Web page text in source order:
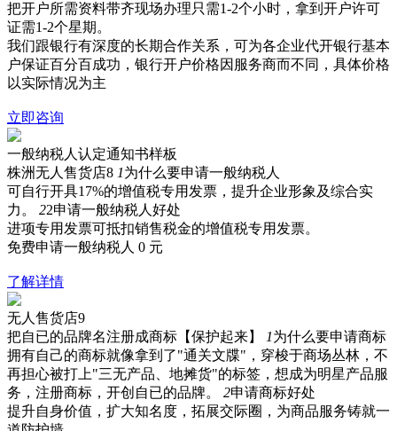
把开户所需资料带齐现场办理只需1-2个小时，拿到开户许可
证需1-2个星期。
我们跟银行有深度的长期合作关系，可为各企业代开银行基本
户保证百分百成功，银行开户价格因服务商而不同，具体价格
以实际情况为主
立即咨询
一般纳税人认定通知书样板
株洲无人售货店8 1为什么要申请一般纳税人
可自行开具17%的增值税专用发票，提升企业形象及综合实
力。
22申请一般纳税人好处
进项专用发票可抵扣销售税金的增值税专用发票。
免费申请一般纳税人 0 元
了解详情
无人售货店9
把自已的品牌名注册成商标【保护起来】
1为什么要申请商标
拥有自己的商标就像拿到了"通关文牒"，穿梭于商场丛林，不
再担心被打上"三无产品、地摊货"的标签，想成为明星产品服
务，注册商标，开创自已的品牌。
2申请商标好处
提升自身价值，扩大知名度，拓展交际圈，为商品服务铸就一